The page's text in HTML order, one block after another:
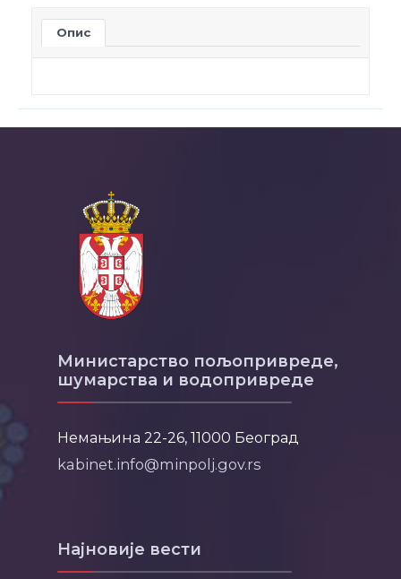
Опис
Министарство пољопривреде,
шумарства и водопривреде
Немањина 22-26, 11000 Београд
kabinet.info@minpolj.gov.rs
Најновије вести